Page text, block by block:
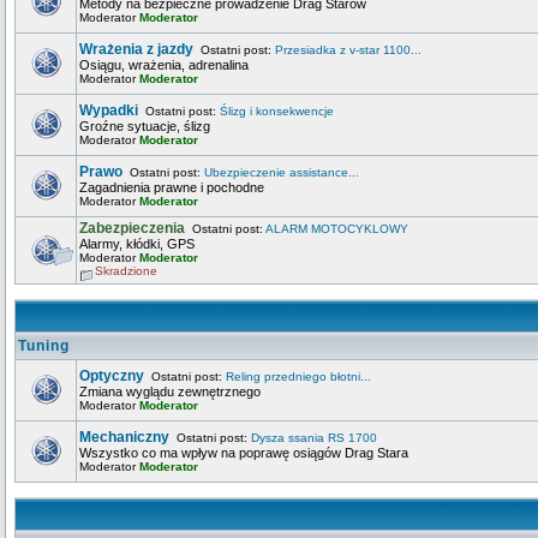
Metody na bezpieczne prowadzenie Drag Starów
ModeratorModerator
Wrażenia z jazdy Ostatni post: Przesiadka z v-star 1100...
Osiągu, wrażenia, adrenalina
ModeratorModerator
Wypadki Ostatni post: Ślizg i konsekwencje
Groźne sytuacje, ślizg
ModeratorModerator
Prawo Ostatni post: Ubezpieczenie assistance...
Zagadnienia prawne i pochodne
ModeratorModerator
Zabezpieczenia Ostatni post: ALARM MOTOCYKLOWY
Alarmy, kłódki, GPS
ModeratorModerator
Skradzione
Tuning
Optyczny Ostatni post: Reling przedniego błotni...
Zmiana wyglądu zewnętrznego
ModeratorModerator
Mechaniczny Ostatni post: Dysza ssania RS 1700
Wszystko co ma wpływ na poprawę osiągów Drag Stara
ModeratorModerator